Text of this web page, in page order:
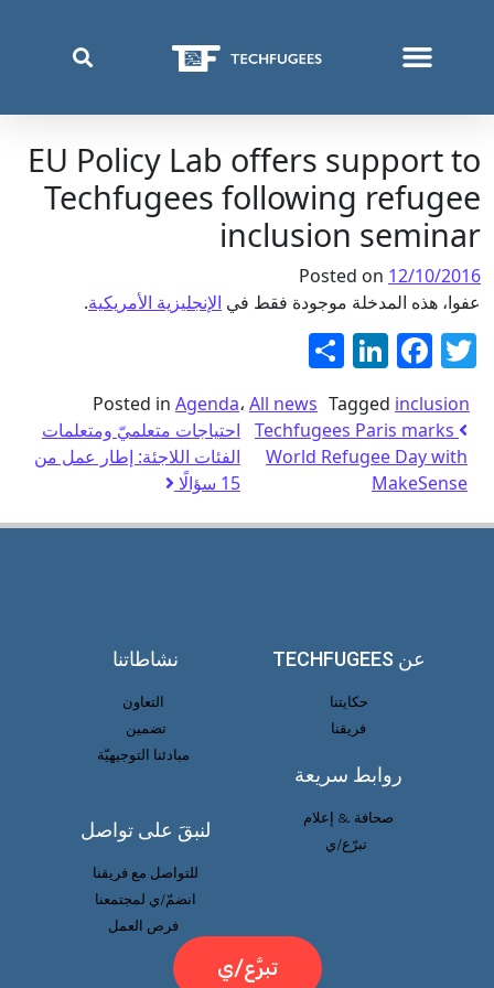
EU Policy Lab offers support to
Techfugees following refugee
inclusion seminar
Posted on 12/10/2016
عفوا، هذه المدخلة موجودة فقط في الإنجليزية الأمريكية.
Twitter
Facebook
LinkedIn
Posted in Agenda، All news Tagged inclusion
Techfugees Paris marks
World Refugee Day with
MakeSense
احتياجات متعلميّ ومتعلمات
الفئات اللاجئة: إطار عمل من
15 سؤالًا
عن TECHFUGEES
حكايتنا
فريقنا
نشاطاتنا
التعاون
تضمين
مبادئنا التوجيهيّة
روابط سريعة
صحافة & إعلام
تبرّع/ي
لنبقَ على تواصل
للتواصل مع فريقنا
انضمّ/ي لمجتمعنا
فرص العمل
تبرَّع/ي